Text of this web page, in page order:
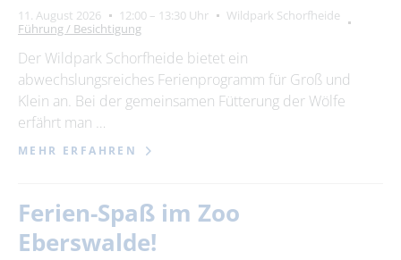
11. August 2026 12:00 – 13:30 Uhr
Wildpark Schorfheide
Führung / Besichtigung
Der Wildpark Schorfheide bietet ein
abwechslungsreiches Ferienprogramm für Groß und
Klein an. Bei der gemeinsamen Fütterung der Wölfe
erfährt man …
MEHR ERFAHREN
Ferien-Spaß im Zoo
Eberswalde!